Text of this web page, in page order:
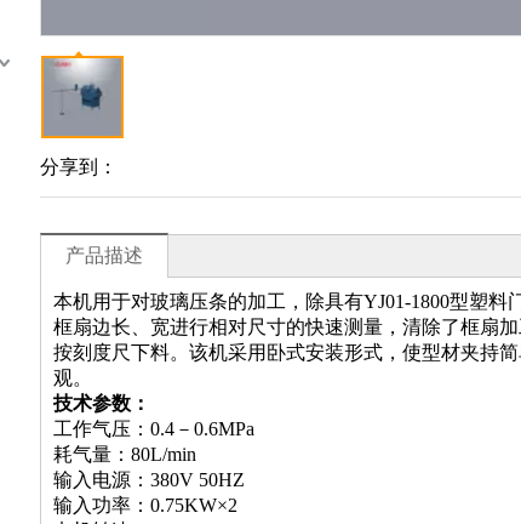
分享到：
产品描述
本机用于对玻璃压条的加工，除具有YJ01-1800型塑
框扇边长、宽进行相对尺寸的快速测量，清除了框扇
按刻度尺下料。该机采用卧式安装形式，使型材夹持
观。
技术参数：
工作气压：0.4－0.6MPa
耗气量：80L/min
输入电源：380V 50HZ
输入功率：0.75KW×2